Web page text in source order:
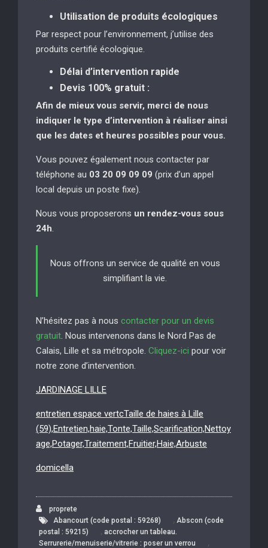
Utilisation de produits écologiques
Par respect pour l’environnement, j’utilise des
produits certifié écologique.
Délai d’intervention rapide
Devis 100% gratuit :
Afin de mieux vous servir, merci de nous
indiquer le type d’intervention à réaliser ainsi
que les dates et heures possibles pour vous.
Vous pouvez également nous contacter par
téléphone au 03 20 09 09 09 (prix d’un appel
local depuis un poste fixe).
Nous vous proposerons un rendez-vous sous
24h
Nous offrons un service de qualité en vous
simplifiant la vie.
N’hésitez pas à nous contacter pour un devis
gratuit . Nous intervenons dans le Nord Pas de
Calais, Lille et sa métropole. Cliquez-ici pour voir
notre zone d’intervention.
JARDINAGE LILLE
entretien espace vertcTaille de haies à Lille
(59),Entretien,haie,Tonte,Taille,Scarification,Nettoy
age,Potager,Traitement,Fruitier,Haie,Arbuste
domicella
proprete
Abancourt (code postal : 59268)
, Abscon (code
postal : 59215)
, accrocher un tableau.
Serrurerie/menuiserie/vitrerie : poser un verrou
,